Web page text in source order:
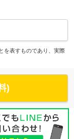
を表すものであり、実際
)